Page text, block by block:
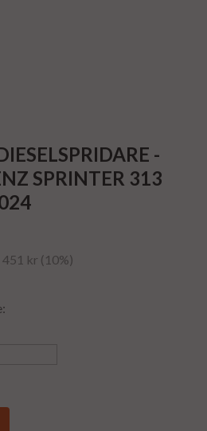
-
SPRINTER 313
kr (10%)